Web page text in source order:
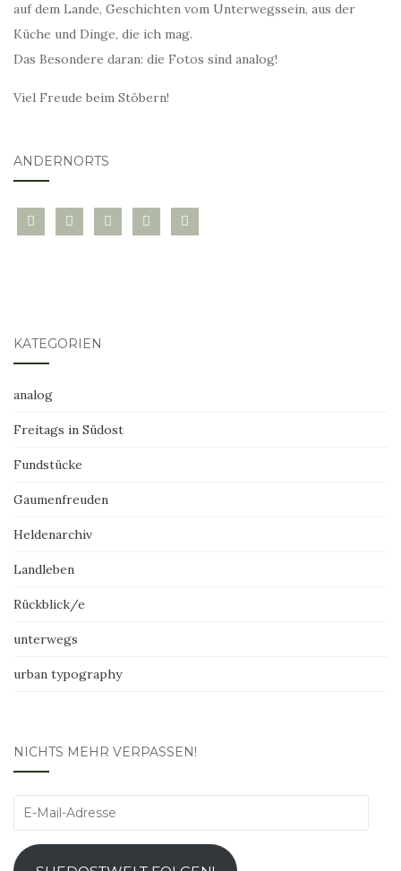
auf dem Lande, Geschichten vom Unterwegssein, aus der
Küche und Dinge, die ich mag.
Das Besondere daran: die Fotos sind analog!
Viel Freude beim Stöbern!
ANDERNORTS
bloglovininstagramtwitter pinterest
mail
KATEGORIEN
analog
Freitags in Südost
Fundstücke
Gaumenfreuden
Heldenarchiv
Landleben
Rückblick/e
unterwegs
urban typography
NICHTS MEHR VERPASSEN!
E-
Adresse